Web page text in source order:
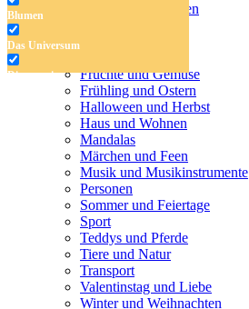
Blumen
Das Universum
Dinosaurier
Früchte und Gemüse
Frühling und Ostern
Halloween und Herbst
Haus und Wohnen
Märchen und Feen
Musik und Musikinstrumente
Alphabet und zahlen
Früchte und Gemüse
Frühling und Ostern
Halloween und Herbst
Haus und Wohnen
Mandalas
Märchen und Feen
Musik und Musikinstrumente
Personen
Sommer und Feiertage
Sport
Teddys und Pferde
Tiere und Natur
Transport
Valentinstag und Liebe
Winter und Weihnachten